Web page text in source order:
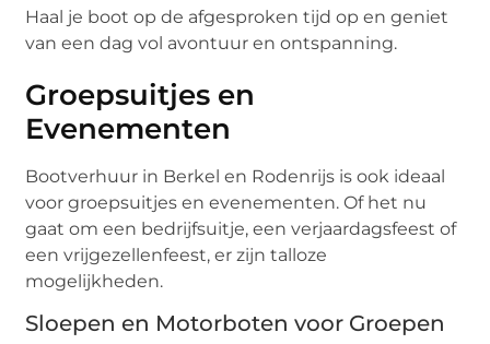
Haal je boot op de afgesproken tijd op en geniet
van een dag vol avontuur en ontspanning.
Groepsuitjes en
Evenementen
Bootverhuur in Berkel en Rodenrijs is ook ideaal
voor groepsuitjes en evenementen. Of het nu
gaat om een bedrijfsuitje, een verjaardagsfeest of
een vrijgezellenfeest, er zijn talloze
mogelijkheden.
Sloepen en Motorboten voor Groepen